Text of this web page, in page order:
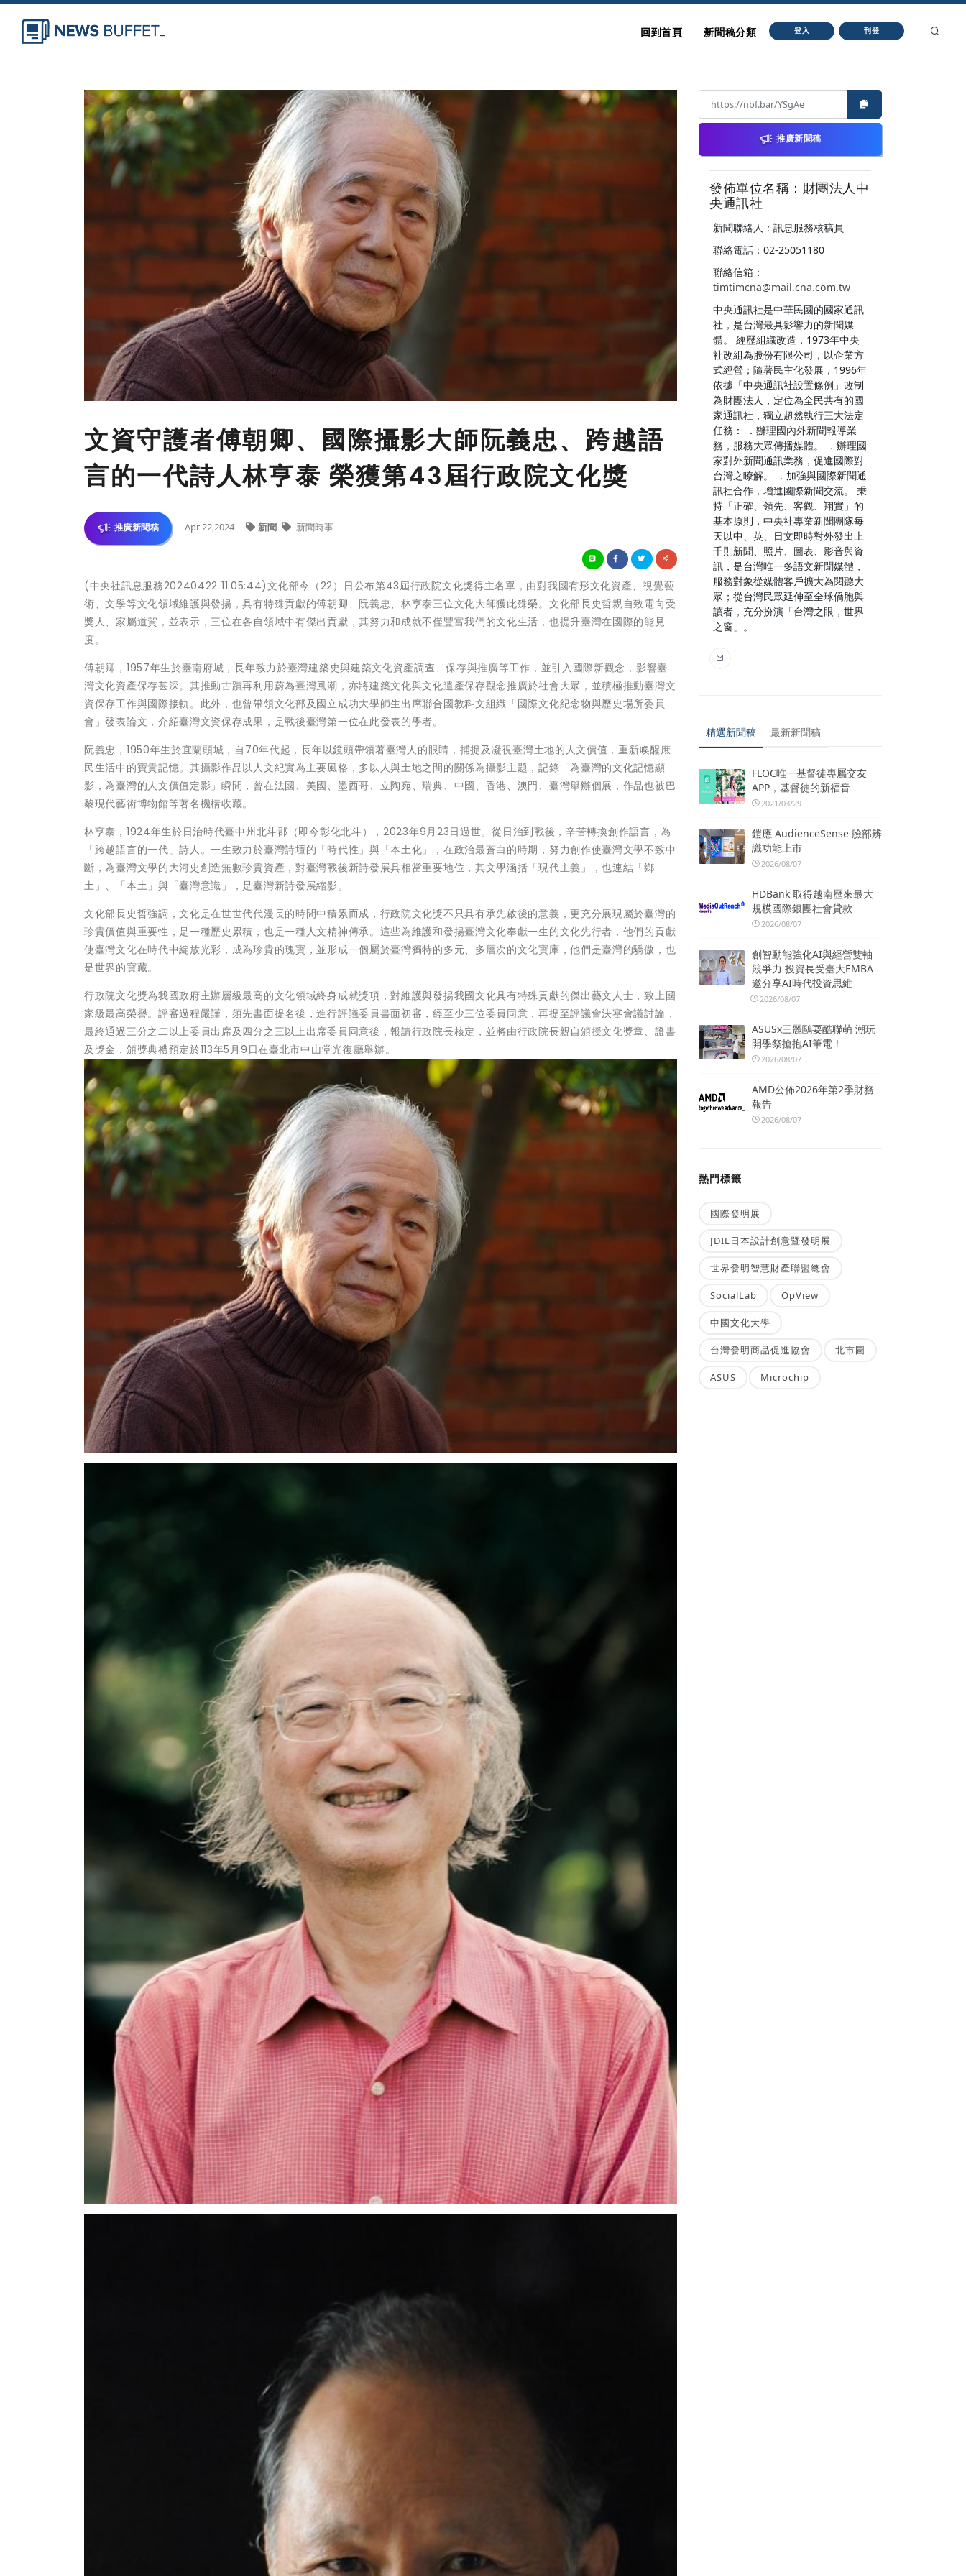
回到首頁 新聞稿分類 登入 刊登
文資守護者傅朝卿、國際攝影大師阮義忠、跨越語
言的一代詩人林亨泰 榮獲第43屆行政院文化獎
推廣新聞稿 Apr 22,2024 新聞 新聞時事
(中央社訊息服務20240422 11:05:44)文化部今（22）日公布第43屆行政院文化獎得主名單，由對我國有形文化資產、視覺藝
術、文學等文化領域維護與發揚，具有特殊貢獻的傅朝卿、阮義忠、林亨泰三位文化大師獲此殊榮。文化部長史哲親自致電向受
獎人、家屬道賀，並表示，三位在各自領域中有傑出貢獻，其努力和成就不僅豐富我們的文化生活，也提升臺灣在國際的能見
度。
傅朝卿，1957年生於臺南府城，長年致力於臺灣建築史與建築文化資產調查、保存與推廣等工作，並引入國際新觀念，影響臺
灣文化資產保存甚深。其推動古蹟再利用蔚為臺灣風潮，亦將建築文化與文化遺產保存觀念推廣於社會大眾，並積極推動臺灣文
資保存工作與國際接軌。此外，也曾帶領文化部及國立成功大學師生出席聯合國教科文組織「國際文化紀念物與歷史場所委員
會」發表論文，介紹臺灣文資保存成果，是戰後臺灣第一位在此發表的學者。
阮義忠，1950年生於宜蘭頭城，自70年代起，長年以鏡頭帶領著臺灣人的眼睛，捕捉及凝視臺灣土地的人文價值，重新喚醒庶
民生活中的寶貴記憶。其攝影作品以人文紀實為主要風格，多以人與土地之間的關係為攝影主題，記錄「為臺灣的文化記憶顯
影，為臺灣的人文價值定影」瞬間，曾在法國、美國、墨西哥、立陶宛、瑞典、中國、香港、澳門、臺灣舉辦個展，作品也被巴
黎現代藝術博物館等著名機構收藏。
林亨泰，1924年生於日治時代臺中州北斗郡（即今彰化北斗），2023年9月23日過世。從日治到戰後，辛苦轉換創作語言，為
「跨越語言的一代」詩人。一生致力於臺灣詩壇的「時代性」與「本土化」，在政治最蒼白的時期，努力創作使臺灣文學不致中
斷，為臺灣文學的大河史創造無數珍貴資產，對臺灣戰後新詩發展具相當重要地位，其文學涵括「現代主義」，也連結「鄉
土」、「本土」與「臺灣意識」，是臺灣新詩發展縮影。
文化部長史哲強調，文化是在世世代代漫長的時間中積累而成，行政院文化獎不只具有承先啟後的意義，更充分展現屬於臺灣的
珍貴價值與重要性，是一種歷史累積，也是一種人文精神傳承。這些為維護和發揚臺灣文化奉獻一生的文化先行者，他們的貢獻
使臺灣文化在時代中綻放光彩，成為珍貴的瑰寶，並形成一個屬於臺灣獨特的多元、多層次的文化寶庫，他們是臺灣的驕傲，也
是世界的寶藏。
行政院文化獎為我國政府主辦層級最高的文化領域終身成就獎項，對維護與發揚我國文化具有特殊貢獻的傑出藝文人士，致上國
家級最高榮譽。評審過程嚴謹，須先書面提名後，進行評議委員書面初審，經至少三位委員同意，再提至評議會決審會議討論，
最終通過三分之二以上委員出席及四分之三以上出席委員同意後，報請行政院長核定，並將由行政院長親自頒授文化獎章、證書
及獎金，頒獎典禮預定於113年5月9日在臺北市中山堂光復廳舉辦。
推廣新聞稿
發佈單位名稱：財團法人中
央通訊社
新聞聯絡人：訊息服務核稿員
聯絡電話：02-25051180
聯絡信箱：
timtimcna@mail.cna.com.tw
中央通訊社是中華民國的國家通訊
社，是台灣最具影響力的新聞媒
體。 經歷組織改造，1973年中央
社改組為股份有限公司，以企業方
式經營；隨著民主化發展，1996年
依據「中央通訊社設置條例」改制
為財團法人，定位為全民共有的國
家通訊社，獨立超然執行三大法定
任務： ．辦理國內外新聞報導業
務，服務大眾傳播媒體。 ．辦理國
家對外新聞通訊業務，促進國際對
台灣之瞭解。 ．加強與國際新聞通
訊社合作，增進國際新聞交流。 秉
持「正確、領先、客觀、翔實」的
基本原則，中央社專業新聞團隊每
天以中、英、日文即時對外發出上
千則新聞、照片、圖表、影音與資
訊，是台灣唯一多語文新聞媒體，
服務對象從媒體客戶擴大為閱聽大
眾；從台灣民眾延伸至全球僑胞與
讀者，充分扮演「台灣之眼，世界
之窗」。
精選新聞稿 最新新聞稿
FLOC唯一基督徒專屬交友
APP，基督徒的新福音
2021/03/29
鎧應 AudienceSense 臉部辨
識功能上市
2026/08/07
HDBank 取得越南歷來最大
規模國際銀團社會貸款
2026/08/07
創智動能強化AI與經營雙軸
競爭力 投資長受臺大EMBA
邀分享AI時代投資思維
2026/08/07
ASUSx三麗鷗耍酷聯萌 潮玩
開學祭搶抱AI筆電！
2026/08/07
AMD公佈2026年第2季財務
報告
2026/08/07
熱門標籤
國際發明展
JDIE日本設計創意暨發明展
世界發明智慧財產聯盟總會
SocialLab OpView
中國文化大學
台灣發明商品促進協會 北市圖
ASUS Microchip